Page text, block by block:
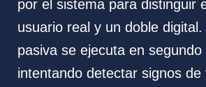
por el sistema para distinguir
usuario real y un doble
pasiva se ejecuta en segundo
intentando detectar signos de